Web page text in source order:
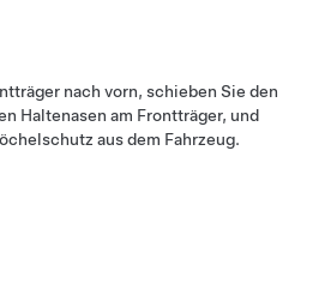
nach vorn, schieben Sie den
Haltenasen am Frontträger, und
aus dem Fahrzeug.